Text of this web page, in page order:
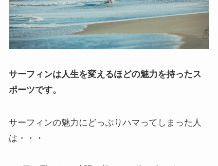
サーフィンは人生を変えるほどの魅力を持ったス
ポーツです。
サーフィンの魅力にどっぷりハマってしまった人
は・・・